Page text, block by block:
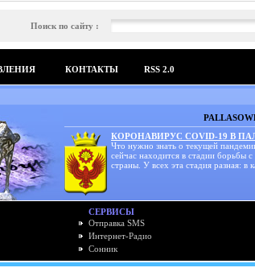
Поиск по сайту :
КОНТАКТЫ RSS 2.0
КОРОНАВИРУС COVID-19 В
Что нужно знать о текущей
сейчас находится в стадии борьбы
страны. У всех эта стадия разная: в
СЕРВИСЫ
Отправка SMS
Интернет-Радио
Сонник